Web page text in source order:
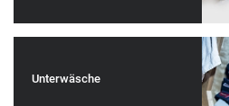
Unterwäsche